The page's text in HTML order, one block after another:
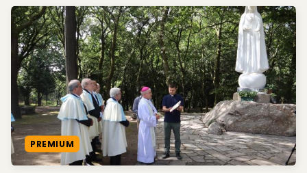
PREMIUM